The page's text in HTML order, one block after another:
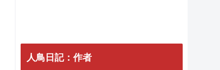
人鳥日記：作者